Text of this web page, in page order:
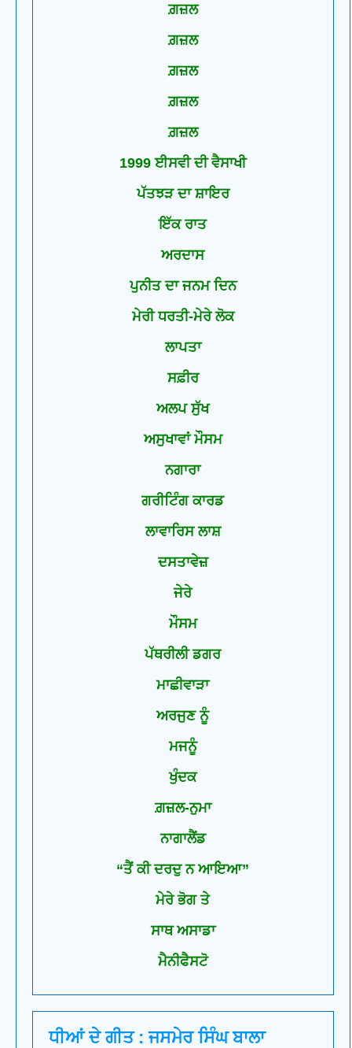
ਗ਼ਜ਼ਲ
ਗ਼ਜ਼ਲ
ਗ਼ਜ਼ਲ
ਗ਼ਜ਼ਲ
ਗ਼ਜ਼ਲ
1999 ਈਸਵੀ ਦੀ ਵੈਸਾਖੀ
ਪੱਤਝੜ ਦਾ ਸ਼ਾਇਰ
ਇੱਕ ਰਾਤ
ਅਰਦਾਸ
ਪੁਨੀਤ ਦਾ ਜਨਮ ਦਿਨ
ਮੇਰੀ ਧਰਤੀ-ਮੇਰੇ ਲੋਕ
ਲਾਪਤਾ
ਸਫ਼ੀਰ
ਅਲਪ ਸੁੱਖ
ਅਸੁਖਾਵਾਂ ਮੌਸਮ
ਨਗਾਰਾ
ਗਰੀਟਿੰਗ ਕਾਰਡ
ਲਾਵਾਰਿਸ ਲਾਸ਼
ਦਸਤਾਵੇਜ਼
ਜੇਰੇ
ਮੌਸਮ
ਪੱਥਰੀਲੀ ਡਗਰ
ਮਾਛੀਵਾੜਾ
ਅਰਜੁਣ ਨੂੰ
ਮਜਨੂੰ
ਖੁੰਦਕ
ਗ਼ਜ਼ਲ-ਨੁਮਾ
ਨਾਗਾਲੈਂਡ
“ਤੈਂ ਕੀ ਦਰਦੁ ਨ ਆਇਆ”
ਮੇਰੇ ਭੋਗ ਤੇ
ਸਾਥ ਅਸਾਡਾ
ਮੈਨੀਫੈਸਟੋ
ਧੀਆਂ ਦੇ ਗੀਤ : ਜਸਮੇਰ ਸਿੰਘ ਬਾਲਾ